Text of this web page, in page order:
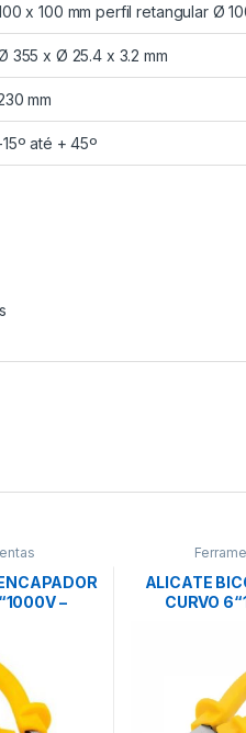
x 100 mm perfil retangular Ø
355 x Ø 25.4 x 3.2 mm
mm
15º até + 45º
–
ALICATE
CURVO